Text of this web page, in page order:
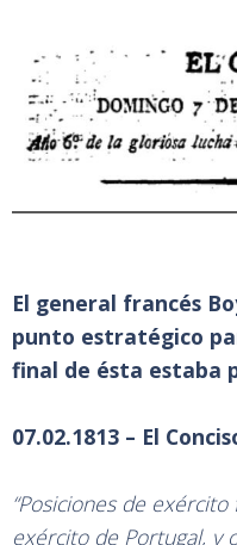
El general francés
punto estratégico
final de ésta estaba
07.02.1813 – El
“Posiciones de
exército de Portugal, y